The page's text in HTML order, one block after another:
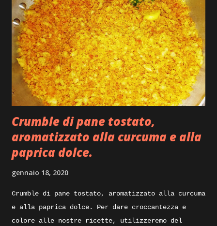
Crumble di pane tostato,
aromatizzato alla curcuma e alla
paprica dolce.
gennaio 18, 2020
Crumble di pane tostato, aromatizzato alla curcuma
e alla paprica dolce. Per dare croccantezza e
colore alle nostre ricette, utilizzeremo del